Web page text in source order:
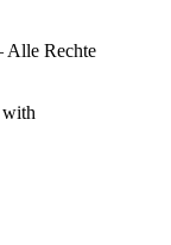
Alle Rechte